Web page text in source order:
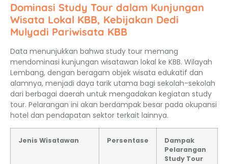
Dominasi Study Tour dalam Kunjungan
Wisata Lokal KBB, Kebijakan Dedi
Mulyadi Pariwisata KBB
Data menunjukkan bahwa study tour memang
mendominasi kunjungan wisatawan lokal ke KBB. Wilayah
Lembang, dengan beragam objek wisata edukatif dan
alamnya, menjadi daya tarik utama bagi sekolah-sekolah
dari berbagai daerah untuk mengadakan kegiatan study
tour. Pelarangan ini akan berdampak besar pada okupansi
hotel dan pendapatan sektor terkait lainnya.
Jenis Wisatawan Persentase
Dampak
Pelarangan
Study Tour